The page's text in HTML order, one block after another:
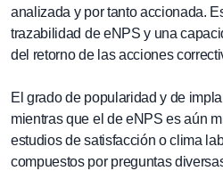
analizada y por tanto accionada.
trazabilidad de eNPS y una
del retorno de las acciones
El grado de popularidad y de
mientras que el de eNPS es aún
estudios de satisfacción o clima
compuestos por preguntas